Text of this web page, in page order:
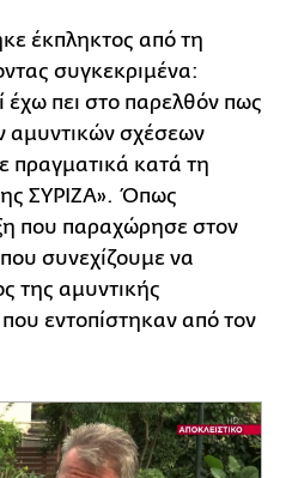
έκπληκτος από τη
συγκεκριμένα:
έχω πει στο παρελθόν πως
αμυντικών σχέσεων
πραγματικά κατά τη
ΣΥΡΙΖΑ». Όπως
που παραχώρησε στον
συνεχίζουμε να
της αμυντικής
εντοπίστηκαν από τον